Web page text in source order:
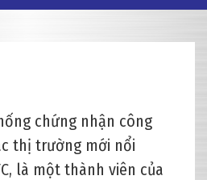
chứng nhận công
thị trường mới nổi
là một thành viên của